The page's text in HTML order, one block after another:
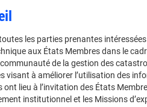
les parties prenantes
aux États Membres dans le
de la gestion des
visant à améliorer l’utilisation des
ont lieu à l’invitation des États
institutionnel et les Missions